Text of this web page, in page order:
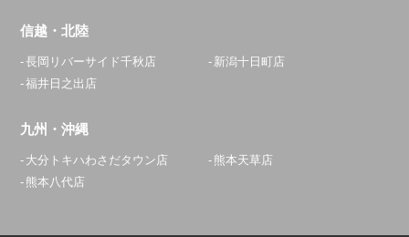
信越・北陸
長岡リバーサイド千秋店
新潟十日町店
福井日之出店
九州・沖縄
大分トキハわさだタウン店
熊本天草店
熊本八代店